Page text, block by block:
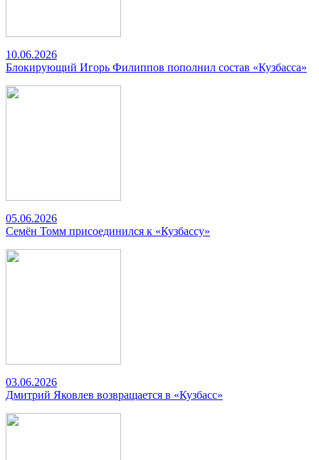
10.06.2026
Блокирующий Игорь Филиппов пополнил состав «Кузбасса»
05.06.2026
Семён Томм присоединился к «Кузбассу»
03.06.2026
Дмитрий Яковлев возвращается в «Кузбасс»